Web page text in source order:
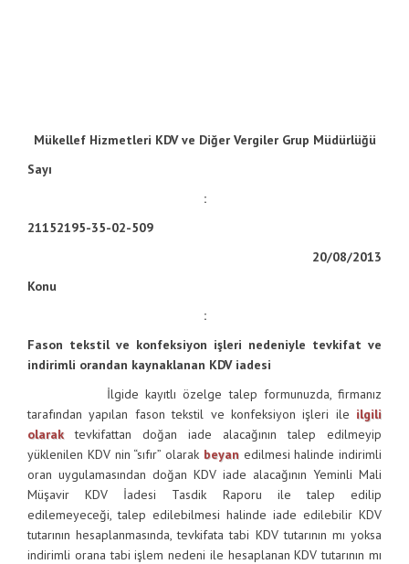
Mükellef Hizmetleri KDV ve Diğer Vergiler Grup Müdürlüğü
Sayı
:
21152195-35-02-509
20/08/2013
Konu
:
Fason tekstil ve konfeksiyon işleri nedeniyle tevkifat ve
indirimli orandan kaynaklanan KDV iadesi
İlgide kayıtlı özelge talep formunuzda, firmanız
tarafından yapılan fason tekstil ve konfeksiyon işleri ile ilgili
olaraktevkifattan doğan iade alacağının talep edilmeyip
yüklenilen KDV nin “sıfır” olarak beyanedilmesi halinde indirimli
oran uygulamasından doğan KDV iade alacağının Yeminli Mali
Müşavir KDV İadesi Tasdik Raporu ile talep edilip
edilemeyeceği, talep edilebilmesi halinde iade edilebilir KDV
tutarının hesaplanmasında, tevkifata tabi KDV tutarının mı yoksa
indirimli orana tabi işlem nedeni ile hesaplanan KDV tutarının mı